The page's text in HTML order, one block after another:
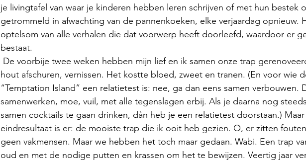
je livingtafel van waar je kinderen hebben leren schrijven of met hun bestek
getrommeld in afwachting van de pannenkoeken, elke verjaardag opnieuw.
optelsom van alle verhalen die dat voorwerp heeft doorleefd, waardoor er
bestaat.
hout afschuren, vernissen. Het kostte bloed, zweet en tranen. (En voor wie
“Temptation Island” een relatietest is: nee, ga dan eens samen verbouwen.
samenwerken, moe, vuil, met alle tegenslagen erbij. Als je daarna nog
samen cocktails te gaan drinken, dàn heb je een relatietest doorstaan.)
eindresultaat is er: de mooiste trap die ik ooit heb gezien. O, er zitten
geen vakmensen. Maar we hebben het toch maar gedaan. Wabi. Een trap
oud en met de nodige putten en krassen om het te bewijzen. Veertig jaar